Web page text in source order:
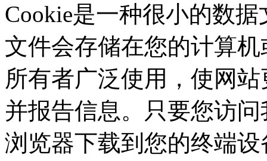
Cookie是一种很小的数据文
文件会存储在您的计算
所有者广泛使用，使网
并报告信息。只要您访问
浏览器下载到您的终端设